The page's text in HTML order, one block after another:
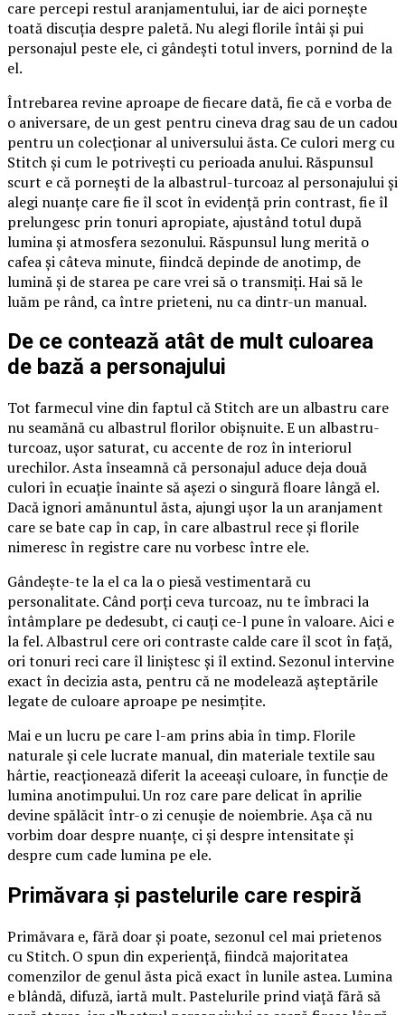
care percepi restul aranjamentului, iar de aici pornește
toată discuția despre paletă. Nu alegi florile întâi și pui
personajul peste ele, ci gândești totul invers, pornind de la
el.
Întrebarea revine aproape de fiecare dată, fie că e vorba de
o aniversare, de un gest pentru cineva drag sau de un cadou
pentru un colecționar al universului ăsta. Ce culori merg cu
Stitch și cum le potrivești cu perioada anului. Răspunsul
scurt e că pornești de la albastrul-turcoaz al personajului și
alegi nuanțe care fie îl scot în evidență prin contrast, fie îl
prelungesc prin tonuri apropiate, ajustând totul după
lumina și atmosfera sezonului. Răspunsul lung merită o
cafea și câteva minute, fiindcă depinde de anotimp, de
lumină și de starea pe care vrei să o transmiți. Hai să le
luăm pe rând, ca între prieteni, nu ca dintr-un manual.
De ce contează atât de mult culoarea
de bază a personajului
Tot farmecul vine din faptul că Stitch are un albastru care
nu seamănă cu albastrul florilor obișnuite. E un albastru-
turcoaz, ușor saturat, cu accente de roz în interiorul
urechilor. Asta înseamnă că personajul aduce deja două
culori în ecuație înainte să așezi o singură floare lângă el.
Dacă ignori amănuntul ăsta, ajungi ușor la un aranjament
care se bate cap în cap, în care albastrul rece și florile
nimeresc în registre care nu vorbesc între ele.
Gândește-te la el ca la o piesă vestimentară cu
personalitate. Când porți ceva turcoaz, nu te îmbraci la
întâmplare pe dedesubt, ci cauți ce-l pune în valoare. Aici e
la fel. Albastrul cere ori contraste calde care îl scot în față,
ori tonuri reci care îl liniștesc și îl extind. Sezonul intervine
exact în decizia asta, pentru că ne modelează așteptările
legate de culoare aproape pe nesimțite.
Mai e un lucru pe care l-am prins abia în timp. Florile
naturale și cele lucrate manual, din materiale textile sau
hârtie, reacționează diferit la aceeași culoare, în funcție de
lumina anotimpului. Un roz care pare delicat în aprilie
devine spălăcit într-o zi cenușie de noiembrie. Așa că nu
vorbim doar despre nuanțe, ci și despre intensitate și
despre cum cade lumina pe ele.
Primăvara și pastelurile care respiră
Primăvara e, fără doar și poate, sezonul cel mai prietenos
cu Stitch. O spun din experiență, fiindcă majoritatea
comenzilor de genul ăsta pică exact în lunile astea. Lumina
e blândă, difuză, iartă mult. Pastelurile prind viață fără să